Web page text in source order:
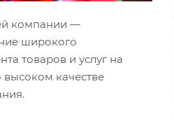
компании —
широкого
товаров и услуг на
высоком качестве